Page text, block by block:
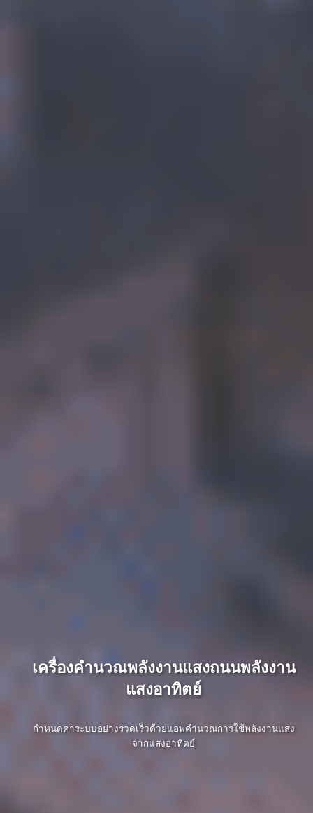
เครื่องคำนวณพลังงานแสงถนนพลังงาน
แสงอาทิตย์
กำหนดค่าระบบอย่างรวดเร็วด้วยแอพคำนวณการใช้พลังงานแสง
จากแสงอาทิตย์